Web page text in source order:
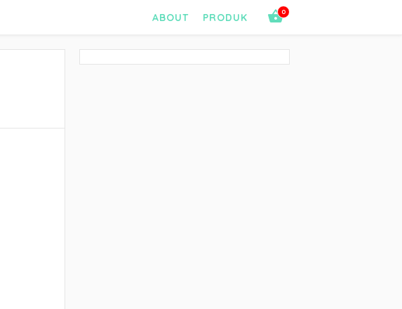
0
ABOUT PRODUK